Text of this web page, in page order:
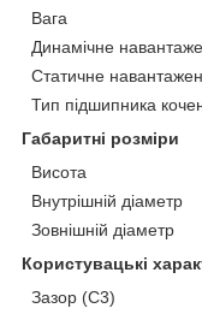
Вага
Динамічне
Статичне
Тип підшипника
Габаритні розміри
Висота
Внутрішній діаметр
Зовнішній діаметр
Користувацькі
Зазор (С3)